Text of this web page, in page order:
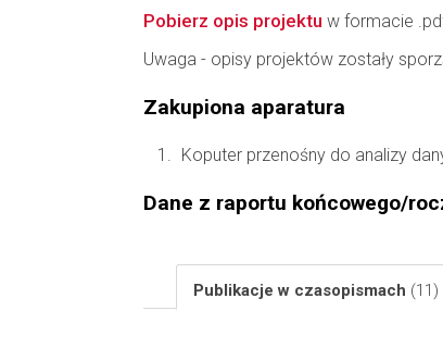
Pobierz opis projektu w formacie
Uwaga - opisy projektów zostały
Zakupiona aparatura
Koputer przenośny do analizy
Dane z raportu końcowego/
Publikacje w czasopismach (11)